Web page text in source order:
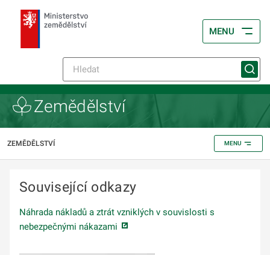
MENU
Zemědělství
ZEMĚDĚLSTVÍ MENU
Související odkazy
Náhrada nákladů a ztrát vzniklých v souvislosti s
nebezpečnými nákazami